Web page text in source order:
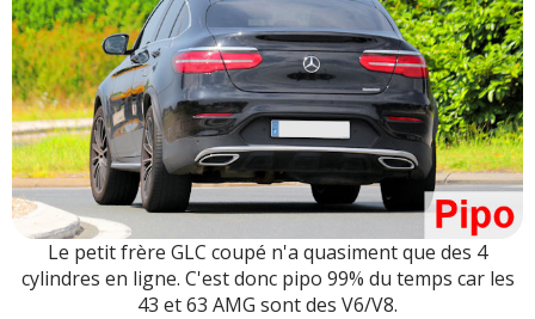
Le petit frère GLC coupé n'a quasiment que des 4
cylindres en ligne. C'est donc pipo 99% du temps car les
43 et 63 AMG sont des V6/V8.